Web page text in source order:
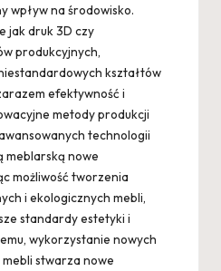
wpływ na środowisko.
jak druk 3D czy
produkcyjnych,
kształtów
efektywność i
metody produkcji
technologii
nowe
możliwość tworzenia
i ekologicznych mebli,
standardy estetyki i
wykorzystanie nowych
stwarza nowe